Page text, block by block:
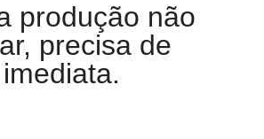
produção não
precisa de